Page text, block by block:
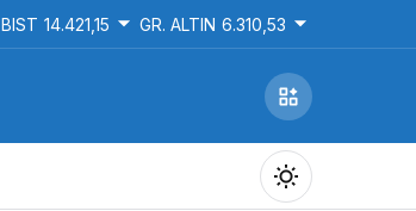
BIST 14.421,15 GR. ALTIN 6.310,53